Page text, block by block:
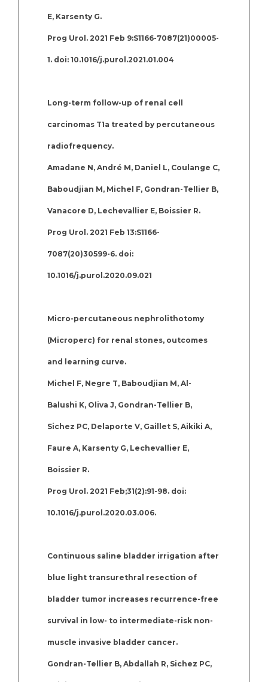
E, Karsenty G.
Prog Urol. 2021 Feb 9:S1166-7087(21)00005-
1. doi: 10.1016/j.purol.2021.01.004
Long-term follow-up of renal cell
carcinomas T1a treated by percutaneous
radiofrequency.
Amadane N, André M, Daniel L, Coulange C,
Baboudjian M, Michel F, Gondran-Tellier B,
Vanacore D, Lechevallier E, Boissier R.
Prog Urol. 2021 Feb 13:S1166-
7087(20)30599-6. doi:
10.1016/j.purol.2020.09.021
Micro-percutaneous nephrolithotomy
(Microperc) for renal stones, outcomes
and learning curve.
Michel F, Negre T, Baboudjian M, Al-
Balushi K, Oliva J, Gondran-Tellier B,
Sichez PC, Delaporte V, Gaillet S, Aikiki A,
Faure A, Karsenty G, Lechevallier E,
Boissier R.
Prog Urol. 2021 Feb;31(2):91-98. doi:
10.1016/j.purol.2020.03.006.
Continuous saline bladder irrigation after
blue light transurethral resection of
bladder tumor increases recurrence-free
survival in low- to intermediate-risk non-
muscle invasive bladder cancer.
Gondran-Tellier B, Abdallah R, Sichez PC,